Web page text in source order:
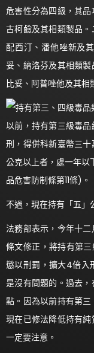
危害性分為四級，其
古柯鹼及其相類製品
配西汀、潘他唑新及
妥、納洛芬及其相類
比妥、阿普唑他及其相
以前，持有第三級毒
刑，得併科新臺幣三
公克以上者，處一年
品危害防制條第11條)。
不過，現在持有「五」
法務部表示，今年十
條文修正，將持有第
懲以刑罰，擴大4倍入
是沒有問題的。過去
點。因為以前持有第
現在已修法降低持有
一定要注意。